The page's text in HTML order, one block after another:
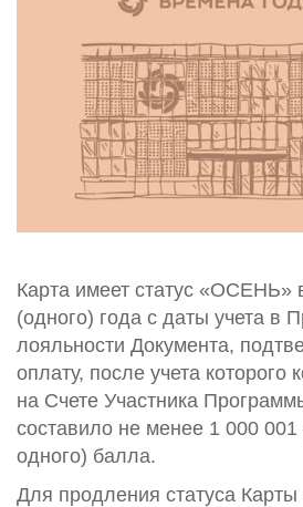
Карта имеет статус «ОСЕНЬ»
(одного) года с даты учета в
лояльности Документа,
оплату, после учета которого
на Счете Участника
составило не менее 1 000
одного) балла.
Для продления статуса